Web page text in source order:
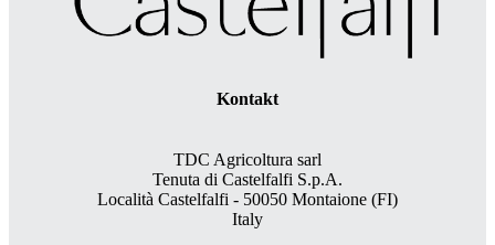
Kontakt
TDC Agricoltura sarl
Tenuta di Castelfalfi S.p.A.
Località Castelfalfi - 50050 Montaione (FI)
Italy